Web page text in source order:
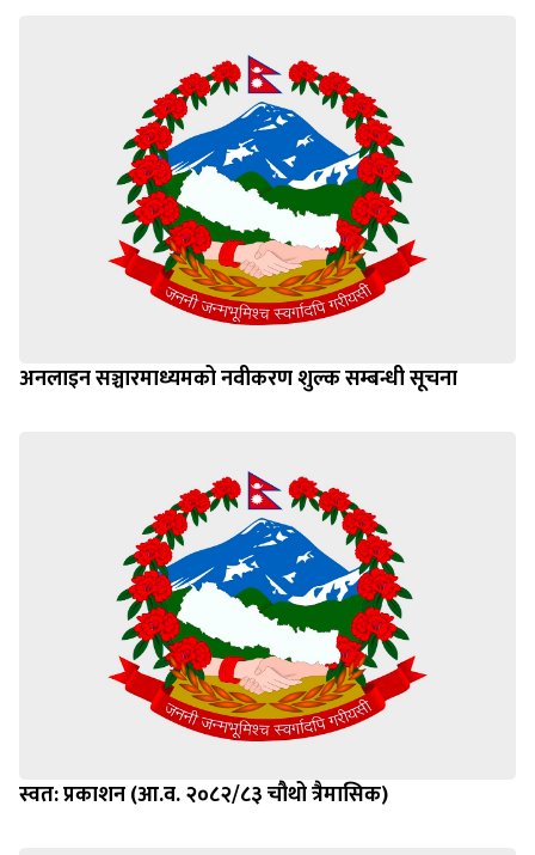
अनलाइन सञ्चारमाध्यमको नवीकरण शुल्क सम्बन्धी सूचना
स्वत: प्रकाशन (आ.व. २०८२/८३ चौथो त्रैमासिक)